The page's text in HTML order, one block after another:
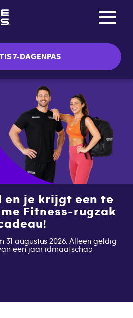
7-DAGENPAS
en je krijgt een te
Fitness-rugzak
31 augustus 2026. Alleen geldig
een jaarlidmaatschap